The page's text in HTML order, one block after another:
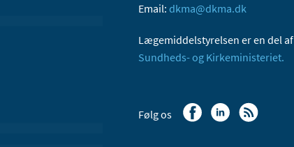
Email: dkma@dkma.dk
Lægemiddelstyrelsen er en del af
Sundheds- og Kirkeministeriet.
Følg os